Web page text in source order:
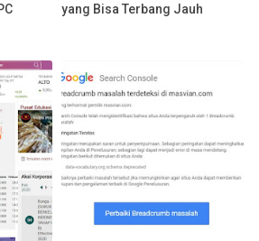
yang Bisa Terbang Jauh